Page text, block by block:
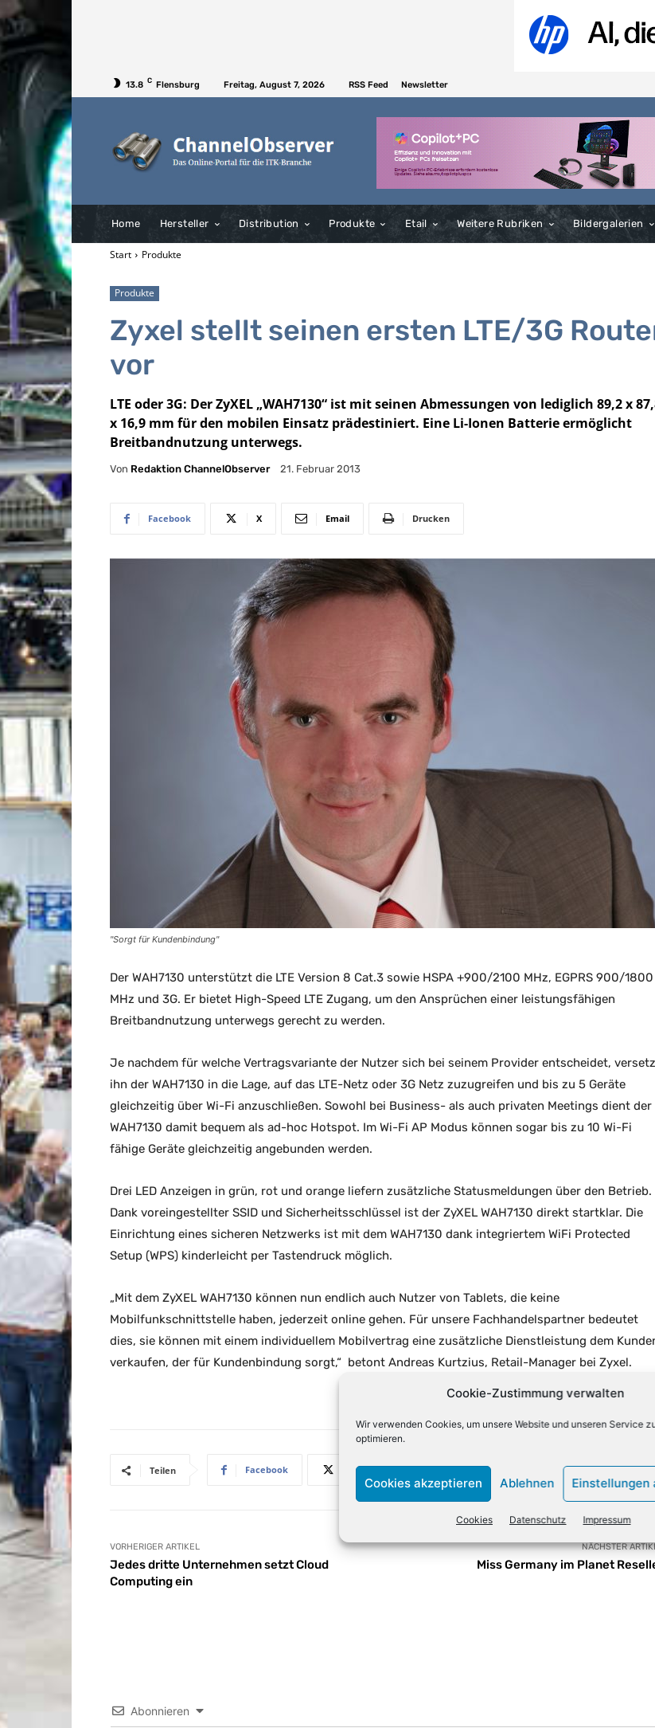
Cookie-Zustimmung verwalten
Wir verwenden Cookies, um unsere Website und unseren Service
optimieren.
Cookies akzeptieren Ablehnen Einstellungen
Cookies Datenschutz Impressum
13.8 C Flensburg Freitag, August 7, 2026 RSS Feed Newsletter
Home Hersteller Distribution Produkte Etail Weitere Rubriken Bildergalerien
Start Produkte
Produkte
Zyxel stellt seinen ersten LTE/3G
vor
LTE oder 3G: Der ZyXEL „WAH7130“ ist mit seinen Abmessungen von lediglich 89,2 x
x 16,9 mm für den mobilen Einsatz prädestiniert. Eine Li-Ionen Batterie ermöglicht
Breitbandnutzung unterwegs.
Von Redaktion ChannelObserver 21. Februar 2013
Facebook X Email Drucken
"Sorgt für Kundenbindung"
Der WAH7130 unterstützt die LTE Version 8 Cat.3 sowie HSPA +900/2100 MHz, EGPRS 900/1800
MHz und 3G. Er bietet High-Speed LTE Zugang, um den Ansprüchen einer leistungsfähigen
Breitbandnutzung unterwegs gerecht zu werden.
Je nachdem für welche Vertragsvariante der Nutzer sich bei seinem Provider entscheidet,
ihn der WAH7130 in die Lage, auf das LTE-Netz oder 3G Netz zuzugreifen und bis zu 5 Geräte
gleichzeitig über Wi-Fi anzuschließen. Sowohl bei Business- als auch privaten Meetings dient der
WAH7130 damit bequem als ad-hoc Hotspot. Im Wi-Fi AP Modus können sogar bis zu 10 Wi-Fi
fähige Geräte gleichzeitig angebunden werden.
Drei LED Anzeigen in grün, rot und orange liefern zusätzliche Statusmeldungen über den Betrieb.
Dank voreingestellter SSID und Sicherheitsschlüssel ist der ZyXEL WAH7130 direkt startklar. Die
Einrichtung eines sicheren Netzwerks ist mit dem WAH7130 dank integriertem WiFi Protected
Setup (WPS) kinderleicht per Tastendruck möglich.
„Mit dem ZyXEL WAH7130 können nun endlich auch Nutzer von Tablets, die keine
Mobilfunkschnittstelle haben, jederzeit online gehen. Für unsere Fachhandelspartner bedeutet
dies, sie können mit einem individuellem Mobilvertrag eine zusätzliche Dienstleistung dem
verkaufen, der für Kundenbindung sorgt,“ betont Andreas Kurtzius, Retail-Manager bei Zyxel.
Teilen Facebook X Email
VORHERIGER ARTIKEL
Jedes dritte Unternehmen setzt Cloud
Computing ein
NÄCHSTER
Miss Germany im Planet
Abonnieren